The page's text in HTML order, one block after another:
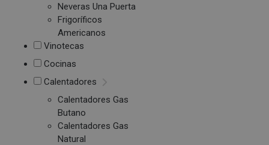
Neveras Una Puerta
Frigoríficos
Americanos
Vinotecas
Cocinas
Calentadores
Calentadores Gas
Butano
Calentadores Gas
Natural